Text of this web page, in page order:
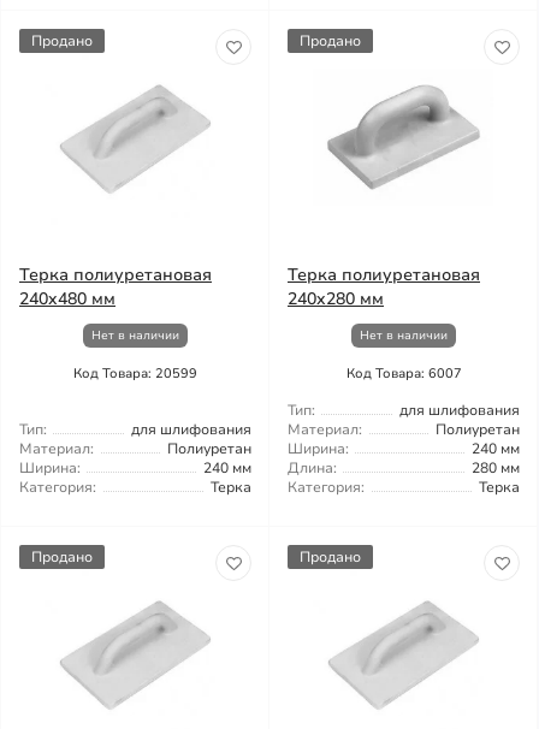
Продано
Терка полиуретановая
240x480 мм
Нет в наличии
Код Товара: 20599
Тип:
для шлифования
Материал:
Полиуретан
Ширина:
240 мм
Категория:
Терка
Продано
Терка полиуретановая
240x280 мм
Нет в наличии
Код Товара: 6007
Тип:
для шлифования
Материал:
Полиуретан
Ширина:
240 мм
Длина:
280 мм
Категория:
Терка
Продано Продано